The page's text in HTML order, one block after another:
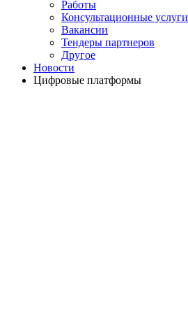
Работы
Консультационные услуги
Вакансии
Тендеры партнеров
Другое
Новости
Цифровые платформы